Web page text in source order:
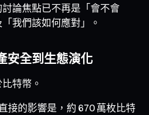
討論焦點已不再是「會不會
我們該如何應對」。
安全到生態演化
特幣。
接的影響是，約 670 萬枚比特